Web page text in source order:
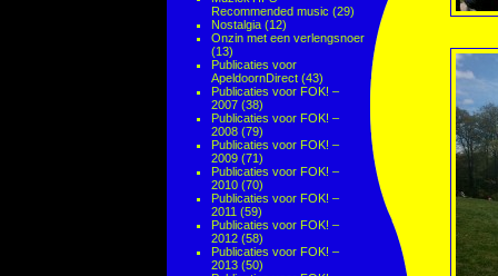
Recommended music (29)
Nostalgia (12)
Onzin met een verlengsnoer
(13)
Publicaties voor
ApeldoornDirect (43)
Publicaties voor FOK! –
2007 (38)
Publicaties voor FOK! –
2008 (79)
Publicaties voor FOK! –
2009 (71)
Publicaties voor FOK! –
2010 (70)
Publicaties voor FOK! –
2011 (59)
Publicaties voor FOK! –
2012 (58)
Publicaties voor FOK! –
2013 (50)